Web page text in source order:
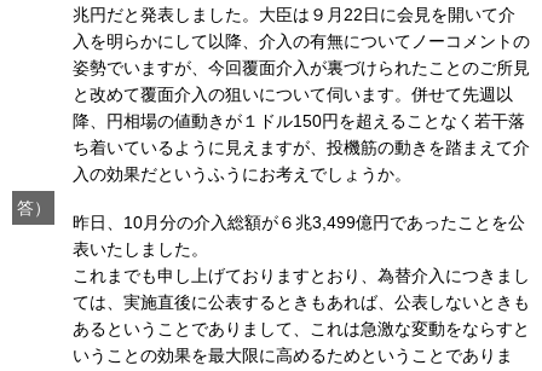
兆円だと発表しました。大臣は９月22日に会見を開いて介
入を明らかにして以降、介入の有無についてノーコメントの
姿勢でいますが、今回覆面介入が裏づけられたことのご所見
と改めて覆面介入の狙いについて伺います。併せて先週以
降、円相場の値動きが１ドル150円を超えることなく若干落
ち着いているように見えますが、投機筋の動きを踏まえて介
入の効果だというふうにお考えでしょうか。
答）
昨日、10月分の介入総額が６兆3,499億円であったことを公
表いたしました。
これまでも申し上げておりますとおり、為替介入につきまし
ては、実施直後に公表するときもあれば、公表しないときも
あるということでありまして、これは急激な変動をならすと
いうことの効果を最大限に高めるためということでありま